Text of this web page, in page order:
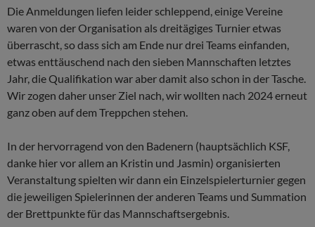
Die Anmeldungen liefen leider schleppend, einige Vereine
waren von der Organisation als dreitägiges Turnier etwas
überrascht, so dass sich am Ende nur drei Teams einfanden,
etwas enttäuschend nach den sieben Mannschaften letztes
Jahr, die Qualifikation war aber damit also schon in der Tasche.
Wir zogen daher unser Ziel nach, wir wollten nach 2024 erneut
ganz oben auf dem Treppchen stehen.
In der hervorragend von den Badenern (hauptsächlich KSF,
danke hier vor allem an Kristin und Jasmin) organisierten
Veranstaltung spielten wir dann ein Einzelspielerturnier gegen
die jeweiligen Spielerinnen der anderen Teams und Summation
der Brettpunkte für das Mannschaftsergebnis.